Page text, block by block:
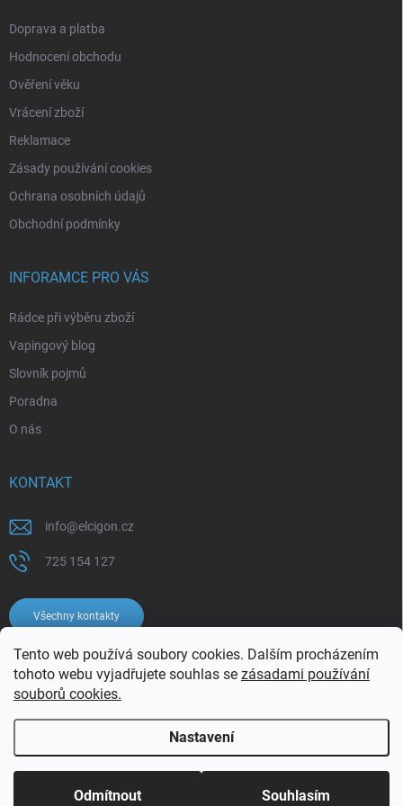
Tento web používá soubory cookies. Dalším procházením
tohoto webu vyjadřujete souhlas se zásadami používání
souborů cookies.
Nastavení
Odmítnout Souhlasím
Doprava a platba
Hodnocení obchodu
Ověření věku
Vrácení zboží
Reklamace
Zásady používání cookies
Ochrana osobních údajů
Obchodní podmínky
INFORAMCE PRO VÁS
Rádce při výběru zboží
Vapingový blog
Slovník pojmů
Poradna
O nás
KONTAKT
info@elcigon.cz
725 154 127
Všechny kontakty
Copyright 2026Elcigon.cz. Všechna práva vyhrazena.Upravit nastavení
cookies